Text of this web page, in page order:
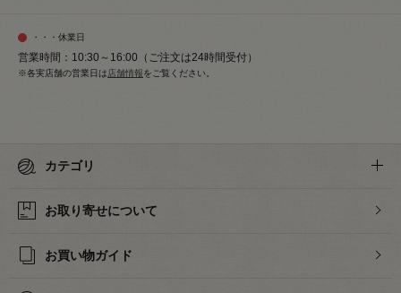
・・・休業日
営業時間：10:30～16:00（ご注文は24時間受付）
※各実店舗の営業日は 店舗情報をご覧ください。
カテゴリ
お取り寄せについて
お買い物ガイド